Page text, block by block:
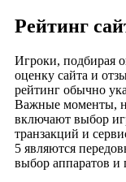
Рейтинг
Игроки, подбирая
оценку сайта и
рейтинг обычно
Важные моменты,
включают выбор
транзакций и
5 являются
выбор аппаратов и